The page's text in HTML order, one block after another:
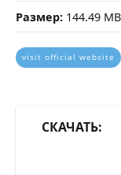
Размер: 144.49 MB
visit official website
СКАЧАТЬ: